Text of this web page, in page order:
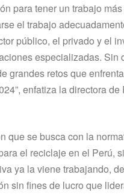
para tener un trabajo
el trabajo
público, el privado y el
especializadas. Sin
grandes retos que
enfatiza la directora de
que se busca con la
el reciclaje en el Perú,
ya la viene trabajando,
sin fines de lucro que